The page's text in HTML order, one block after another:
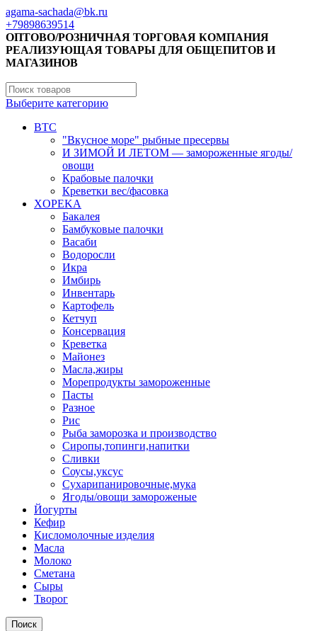
agama-sachada@bk.ru
+79898639514
ОПТОВО/РОЗНИЧНАЯ ТОРГОВАЯ КОМПАНИЯ
РЕАЛИЗУЮЩАЯ ТОВАРЫ ДЛЯ ОБЩЕПИТОВ И
МАГАЗИНОВ
Выберите категорию
BTC
"Вкусное море" рыбные пресервы
И ЗИМОЙ И ЛЕТОМ — замороженные ягоды/
овощи
Крабовые палочки
Креветки вес/фасовка
XOPEKA
Бакалея
Бамбуковые палочки
Васаби
Водоросли
Икра
Имбирь
Инвентарь
Картофель
Кетчуп
Консервация
Креветка
Майонез
Масла,жиры
Морепродукты замороженные
Пасты
Разное
Рис
Рыба заморозка и производство
Сиропы,топинги,напитки
Сливки
Соусы,уксус
Сухарипанировочные,мука
Ягоды/овощи замороженые
Йогурты
Кефир
Кисломолочные изделия
Масла
Молоко
Сметана
Сыры
Творог
Поиск